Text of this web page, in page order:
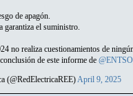
de apagón.
garantiza el suministro.
no realiza cuestionamientos de
de este informe de
(@RedElectricaREE)April 9, 2025